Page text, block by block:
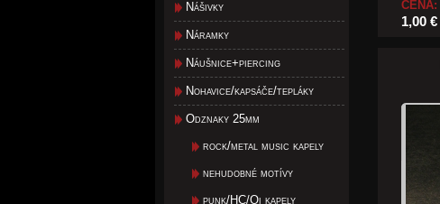
Nášivky
Náramky
Náušnice+piercing
Nohavice/kapsáče/tepláky
Odznaky 25mm
rock/metal music kapely
nehudobné motívy
punk/HC/Oi kapely
CENA:
1,00 €